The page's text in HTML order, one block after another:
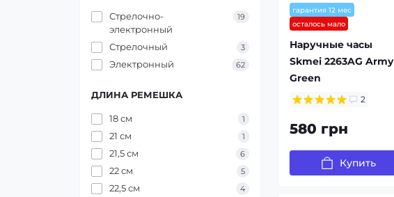
Стрелочно-
электронный
19
Стрелочный 3
Электронный 62
ДЛИНА РЕМЕШКА
18 см 1
21 см 1
21,5 см 6
22 см 5
22,5 см 4
гарантия 12 мес
осталось мало
Наручные часы
Skmei 2263AG Army
Green
2
580 грн
Купить